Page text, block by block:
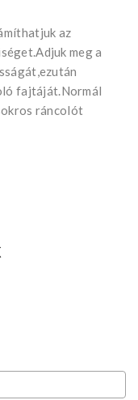
az
meg a
fajtáját.Normál
ráncolót